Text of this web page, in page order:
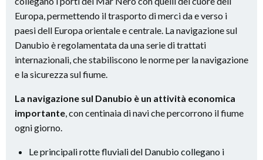
Europa, permettendo il trasporto di merci da e verso i
paesi dell Europa orientale e centrale. La navigazione sul
Danubio è regolamentata da una serie di trattati
internazionali, che stabiliscono le norme per la navigazione
e la sicurezza sul fiume.
La navigazione sul Danubio è un attività economica
importante, con centinaia di navi che percorrono il fiume
ogni giorno.
Le principali rotte fluviali del Danubio collegano i